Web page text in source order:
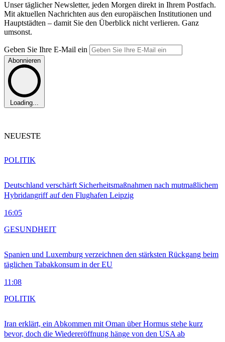
Unser täglicher Newsletter, jeden Morgen direkt in Ihrem Postfach.
Mit aktuellen Nachrichten aus den europäischen Institutionen und
Hauptstädten – damit Sie den Überblick nicht verlieren. Ganz
umsonst.
Geben Sie Ihre E-Mail ein
Abonnieren
Loading...
NEUESTE
Deutschland verschärft Sicherheitsmaßnahmen nach mutmaßlichem
Hybridangriff auf den Flughafen Leipzig
16:05
POLITIK
Spanien und Luxemburg verzeichnen den stärksten Rückgang beim
täglichen Tabakkonsum in der EU
11:08
GESUNDHEIT
Iran erklärt, ein Abkommen mit Oman über Hormus stehe kurz
bevor, doch die Wiedereröffnung hänge von den USA ab
POLITIK